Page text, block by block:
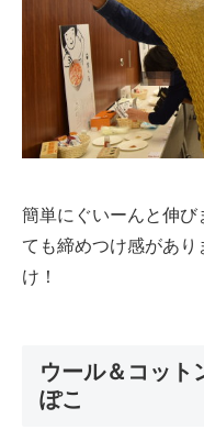
簡単にぐいーんと伸び
ても締めつけ感があ
け！
ウール＆コット
ぽこ